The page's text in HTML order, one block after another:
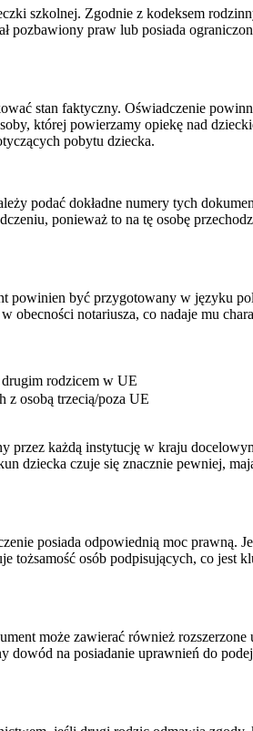
szkolnej. Zgodnie z kodeksem
praw lub posiada
stan faktyczny. Oświadczenie
której powierzamy opiekę nad
pobytu dziecka.
podać dokładne numery tych
ponieważ to na tę osobę
powinien być przygotowany w języku
notariusza, co nadaje mu
rodzicem w UE
z osobą trzecią/poza UE
przez każdą instytucję w kraju
dziecka czuje się znacznie pewniej,
posiada odpowiednią moc prawną.
tożsamość osób podpisujących, co jest
może zawierać również rozszerzone
dowód na posiadanie uprawnień do